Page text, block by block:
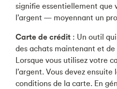
signifie essentiellement que
l’argent — moyennant un
Carte de crédit : Un outil
des achats maintenant et
Lorsque vous utilisez votre
l’argent. Vous devez
conditions de la carte. En